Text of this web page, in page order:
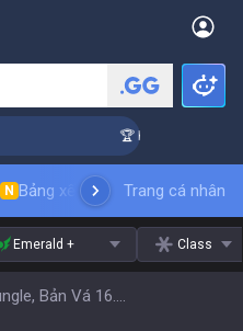
🏆 Rank Up in 3
N Bảng xếp hạng trang phụcthứ
Trang cá nhân
Emerald + Class
Khắc Chế Cho Jungle, Bản Vá 16.15